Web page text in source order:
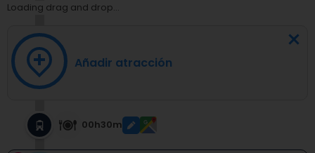
Loading drag and drop...
Añadir atracción
00h30m